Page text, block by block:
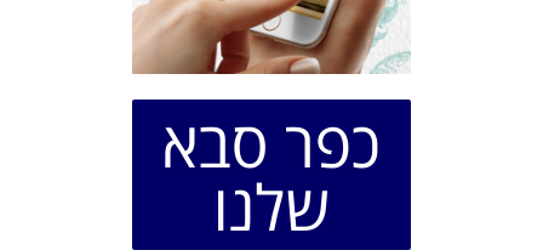
כפר סבא
שלנו